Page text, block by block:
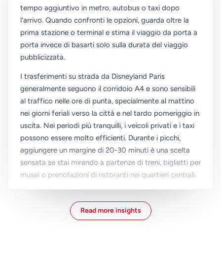
tempo aggiuntivo in metro, autobus o taxi dopo
l'arrivo. Quando confronti le opzioni, guarda oltre la
prima stazione o terminal e stima il viaggio da porta a
porta invece di basarti solo sulla durata del viaggio
pubblicizzata.
I trasferimenti su strada da Disneyland Paris
generalmente seguono il corridoio A4 e sono sensibili
al traffico nelle ore di punta, specialmente al mattino
nei giorni feriali verso la città e nel tardo pomeriggio in
uscita. Nei periodi più tranquilli, i veicoli privati e i taxi
possono essere molto efficienti. Durante i picchi,
aggiungere un margine di 20-30 minuti è una scelta
sensata se stai mirando a partenze di treni, biglietti per
musei o prenotazioni di ristoranti nei quartieri centrali.
viaggiatori con bagagli leggeri e alloggio vicino a una
stazione collegata. Funziona frequentemente ed evita
Read more insights